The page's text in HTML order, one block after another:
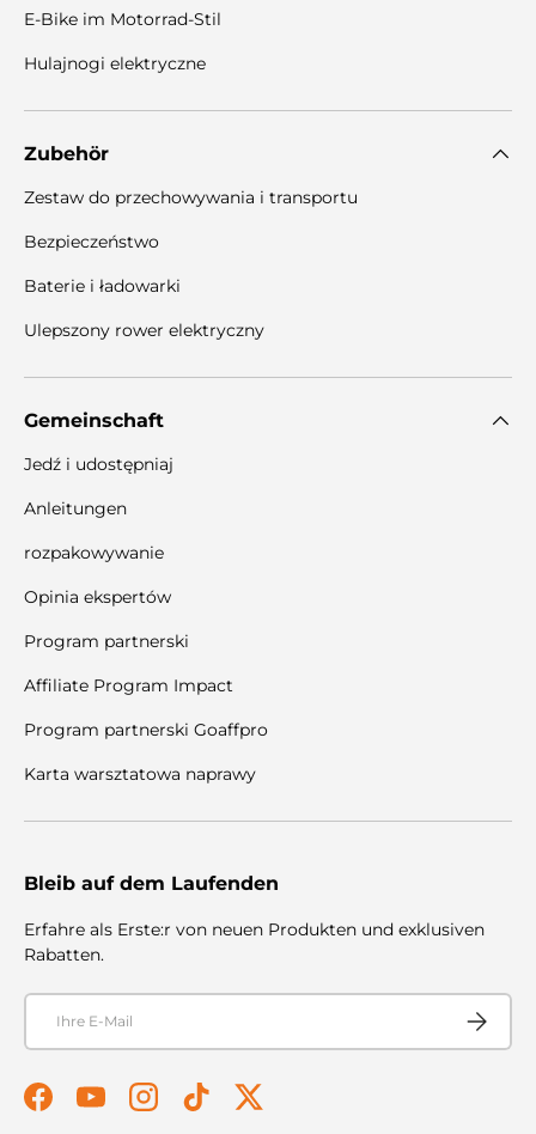
E-Bike im Motorrad-Stil
Hulajnogi elektryczne
Zubehör
Zestaw do przechowywania i transportu
Bezpieczeństwo
Baterie i ładowarki
Ulepszony rower elektryczny
Gemeinschaft
Jedź i udostępniaj
Anleitungen
rozpakowywanie
Opinia ekspertów
Program partnerski
Affiliate Program Impact
Program partnerski Goaffpro
Karta warsztatowa naprawy
Bleib auf dem Laufenden
Erfahre als Erste:r von neuen Produkten und exklusiven
Rabatten.
E-Mail
FacebookYouTubeInstagramTikTokTwitter